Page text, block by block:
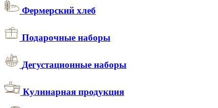
Фермерский хлеб
Подарочные наборы
Дегустационные наборы
Кулинарная продукция